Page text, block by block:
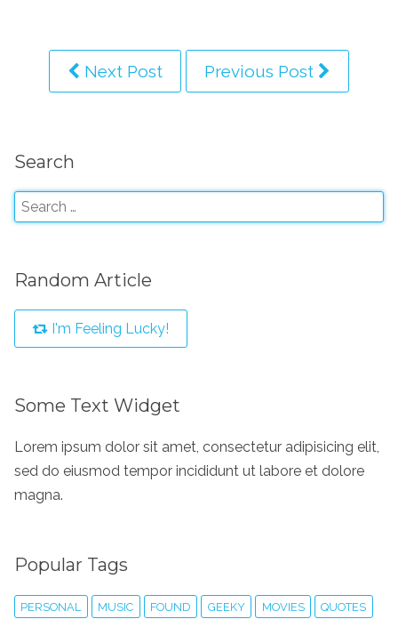
Next Post Previous Post
Search
Random Article
I'm Feeling Lucky!
Some Text Widget
Lorem ipsum dolor sit amet, consectetur adipisicing elit,
sed do eiusmod tempor incididunt ut labore et dolore
magna.
Popular Tags
PERSONAL MUSIC FOUND GEEKY MOVIES QUOTES